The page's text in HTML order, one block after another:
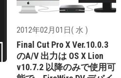
2012年02月01日( 水 )
Final Cut Pro X Ver.10.0.3
のA/V 出力は OS X Lion
v10.7.2 以降のみで使用可